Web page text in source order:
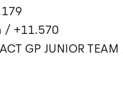
/ +11.570
GP JUNIOR